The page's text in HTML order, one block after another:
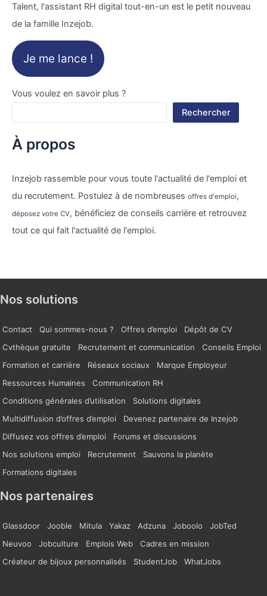
Talent, l'assistant RH digital tout-en-un est le petit nouveau
de la famille Inzejob.
Je me lance !
Vous voulez en savoir plus ?
Rechercher
À propos
Inzejob rassemble pour vous toute l'actualité de l'emploi et
du recrutement. Postulez à de nombreuses offres d'emploi,
déposez votre CV, bénéficiez de conseils carrière et retrouvez
tout ce qui fait l'actualité de l'emploi.
Nos solutions
Contact Qui sommes-nous ? Offres d’emploi
Dépôt de CV
Cvthèque gratuite
Recrutement et communication
Conseils Emploi
Formation et carrière
Réseaux sociaux
Marque Employeur
Ressources Humaines
Communication RH
Conditions générales d’utilisation
Solutions digitales
Multidiffusion d’offres d’emploi
Devenez partenaire de Inzejob
Diffusez vos offres d’emploi
Forums et discussions
Nos solutions emploi
Recrutement
Sauvons la planète
Formations digitales
Nos partenaires
Glassdoor Jooble Mitula Yakaz Adzuna Joboolo
JobTed
Neuvoo
Jobculture Emplois Web
Cadres en mission
Créateur de bijoux personnalisés
StudentJob WhatJobs